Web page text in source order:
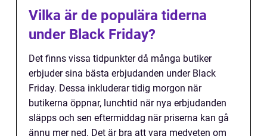
Vilka är de populära tiderna
under Black Friday?
Det finns vissa tidpunkter då många butiker
erbjuder sina bästa erbjudanden under Black
Friday. Dessa inkluderar tidig morgon när
butikerna öppnar, lunchtid när nya erbjudanden
släpps och sen eftermiddag när priserna kan gå
ännu mer ned. Det är bra att vara medveten om